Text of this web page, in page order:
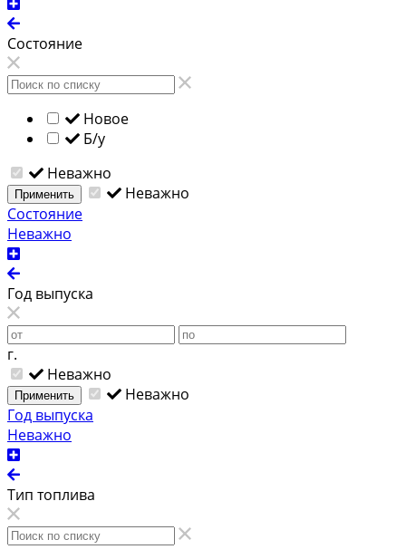
Состояние
Новое
Б/у
Неважно
Применить
Неважно
Состояние
Неважно
Год выпуска
г.
Неважно
Применить
Неважно
Год выпуска
Неважно
Тип топлива